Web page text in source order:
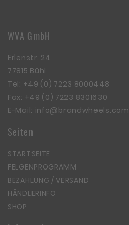
WVA GmbH
Erlenstr. 24
77815 Bühl
Tel: +49 (0) 7223 8000448
Fax: +49 (0) 7223 8301630
E-Mail: info@brandwheels.com
Seiten
STARTSEITE
FELGENPROGRAMM
BEZAHLUNG / VERSAND
HÄNDLERINFO
SHOP